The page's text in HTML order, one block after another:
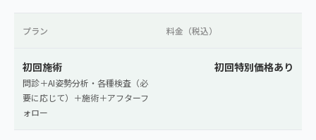
プラン 料金（税込）
初回施術
問診＋AI姿勢分析・各種検査（必
要に応じて）＋施術＋アフターフ
ォロー
初回特別価格あり